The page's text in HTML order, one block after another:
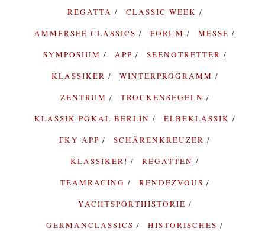
REGATTA
CLASSIC WEEK
AMMERSEE CLASSICS
FORUM
MESSE
SYMPOSIUM
APP
SEENOTRETTER
KLASSIKER
WINTERPROGRAMM
ZENTRUM
TROCKENSEGELN
KLASSIK POKAL BERLIN
ELBEKLASSIK
FKY APP
SCHÄRENKREUZER
KLASSIKER!
REGATTEN
TEAMRACING
RENDEZVOUS
YACHTSPORTHISTORIE
GERMANCLASSICS
HISTORISCHES